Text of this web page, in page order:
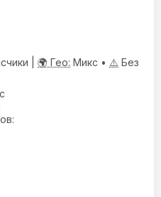
| 🌍 Гео: Микс • ⚠️ Без